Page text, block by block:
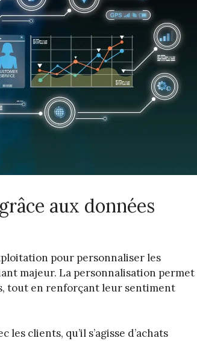
aux données
pour personnaliser les
majeur. La personnalisation permet
tout en renforçant leur sentiment
clients, qu’il s’agisse d’achats